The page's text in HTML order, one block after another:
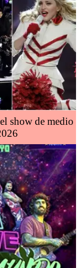
show de medio